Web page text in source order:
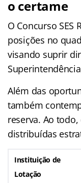
o certame
O Concurso SES
posições no
visando suprir
Além das
também
reserva. Ao
distribuídas
Instituição de
Lotação